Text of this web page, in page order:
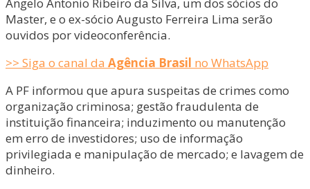
Master, e o ex-sócio Augusto Ferreira Lima serão
ouvidos por videoconferência.
>> Siga o canal da Agência Brasil no WhatsApp
A PF informou que apura suspeitas de crimes como
organização criminosa; gestão fraudulenta de
instituição financeira; induzimento ou manutenção
em erro de investidores; uso de informação
privilegiada e manipulação de mercado; e lavagem de
dinheiro.